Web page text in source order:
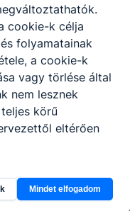
Műszaki
cookie-k célja
folyamatainak
a cookie-k
vagy törlése által
nem lesznek
körű
eltérően
Mindet elfogadom